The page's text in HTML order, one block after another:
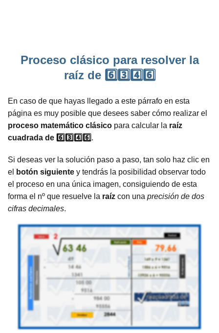
Proceso clásico para resolver la
raíz de 6️⃣3️⃣4️⃣6️⃣
En caso de que hayas llegado a este párrafo en esta
página es muy posible que desees saber cómo realizar el
proceso matemático clásico para calcular la raíz
cuadrada de 6️⃣3️⃣4️⃣6️⃣ .
Si deseas ver la solución paso a paso, tan solo haz clic en
el
botón siguiente y tendrás la posibilidad observar todo
el proceso en una única imagen, consiguiendo de esta
forma el nº que resuelve la raíz con una precisión de dos
cifras decimales.